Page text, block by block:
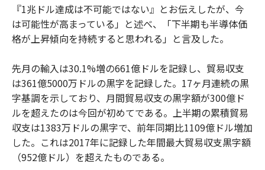
『1兆ドル達成は不可能ではない』とお伝えしたが、今
は可能性が高まっている」と述べ、「下半期も半導体価
格が上昇傾向を持続すると思われる」と言及した。
先月の輸入は30.1%増の661億ドルを記録し、貿易収支
は361億5000万ドルの黒字を記録した。17ヶ月連続の黒
字基調を示しており、月間貿易収支の黒字額が300億ド
ルを超えたのは今回が初めてである。上半期の累積貿易
収支は1383万ドルの黒字で、前年同期比1109億ドル増加
した。これは2017年に記録した年間最大貿易収支黒字額
（952億ドル）を超えたものである。